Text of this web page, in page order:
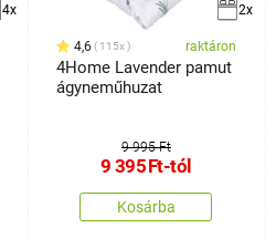
4x 2x
4,6 115x raktáron
4Home Lavender pamut
ágyneműhuzat
9 995 Ft
9 395Ft-tól
Kosárba